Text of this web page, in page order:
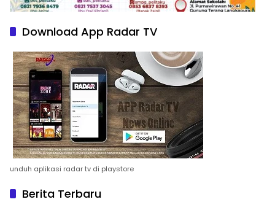
Download App Radar TV
unduh aplikasi radar tv di playstore
Berita Terbaru